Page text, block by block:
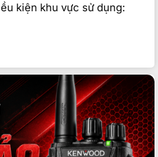
kiện khu vực sử dụng: